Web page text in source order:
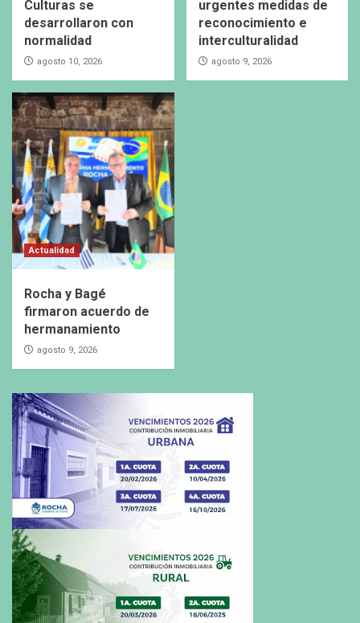
Culturas se
desarrollaron con
normalidad
agosto 10, 2026
urgentes medidas de
reconocimiento e
interculturalidad
agosto 9, 2026
Actualidad
Rocha y Bagé
firmaron acuerdo de
hermanamiento
agosto 9, 2026